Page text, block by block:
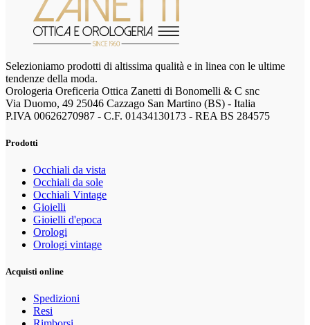
Selezioniamo prodotti di altissima qualità e in linea con le ultime
tendenze della moda.
Orologeria Oreficeria Ottica Zanetti di Bonomelli & C snc
Via Duomo, 49 25046 Cazzago San Martino (BS) - Italia
P.IVA 00626270987 - C.F. 01434130173 - REA BS 284575
Prodotti
Occhiali da vista
Occhiali da sole
Occhiali Vintage
Gioielli
Gioielli d'epoca
Orologi
Orologi vintage
Acquisti online
Spedizioni
Resi